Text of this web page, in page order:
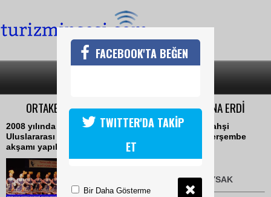
ORTAKENT-YAHŞİ BELDESİNDE FESTİVAL SONA ERDİ
2008 yılında üçüncüsü organize edilen Ortakent-Yahşi
Uluslararası Halkdansları Festivali 18 Eylül 2008 Perşembe
akşamı yapılan muhteşem gösteriyle son buldu.
TURİZMİN SESİ-DERYA DUYSAK
FACEBOOK'TA BEĞEN
TWITTER'DA TAKİP
ET
Bir Daha Gösterme